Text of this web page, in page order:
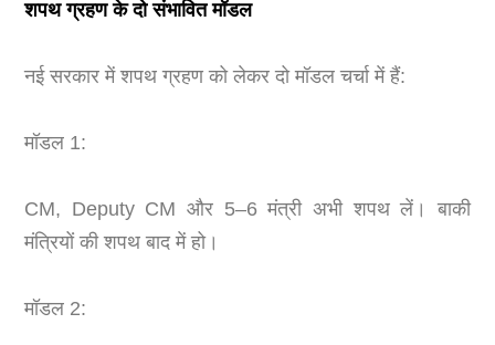
शपथ ग्रहण के दो संभावित मॉडल
नई सरकार में शपथ ग्रहण को लेकर दो मॉडल चर्चा में हैं:
मॉडल 1:
CM, Deputy CM और 5–6 मंत्री अभी शपथ लें। बाकी
मंत्रियों की शपथ बाद में हो।
मॉडल 2: